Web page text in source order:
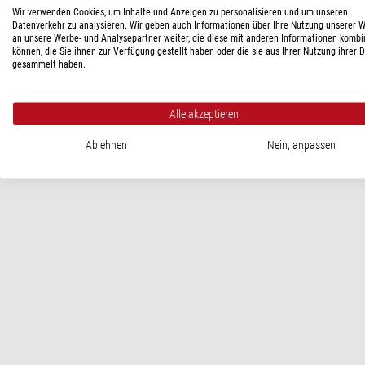
Hersteller: Artesky SRL, Via IV Novembre, 103 , 20883
Wir verwenden Cookies, um Inhalte und Anzeigen zu personalisieren und um unseren
Datenverkehr zu analysieren. Wir geben auch Informationen über Ihre Nutzung unserer
an unsere Werbe- und Analysepartner weiter, die diese mit anderen Informationen
können, die Sie ihnen zur Verfügung gestellt haben oder die sie aus Ihrer Nutzung ihrer
gesammelt haben.
Alle akzeptieren
Ablehnen Nein, anpassen